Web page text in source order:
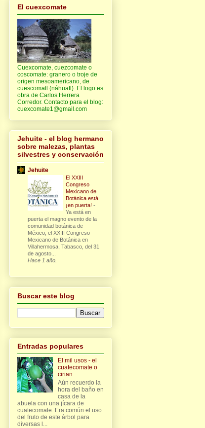
El cuexcomate
Cuexcomate, cuezcomate o
coscomate: granero o troje de
origen mesoamericano, de
cuescomatl (náhuatl). El logo es
obra de Carlos Herrera
Corredor. Contacto para el blog:
cuexcomate1@gmail.com
Jehuite - el blog hermano
sobre malezas, plantas
silvestres y conservación
Jehuite
El XXIII
Congreso
Mexicano de
Botánica está
¡en puerta! -
Ya está en
puerta el magno evento de la
comunidad botánica de
México, el XXIII Congreso
Mexicano de Botánica en
Villahermosa, Tabasco, del 31
de agosto...
Hace 1 año.
Buscar este blog
Entradas populares
El mil usos - el
cuatecomate o
cirian
Aún recuerdo la
hora del baño en
casa de la
abuela con una jícara de
cuatecomate. Era común el uso
del fruto de este árbol para
diversas l...